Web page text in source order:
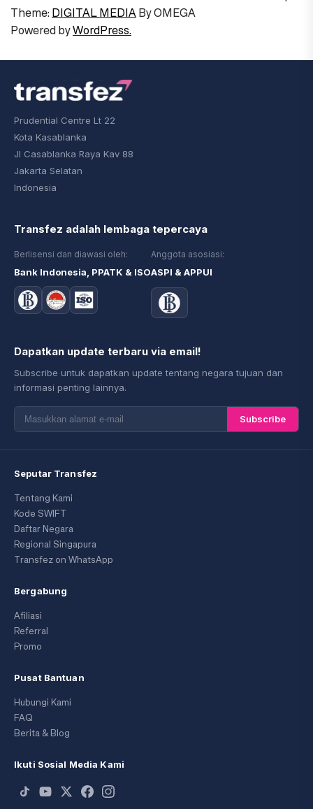
Theme: DIGITAL MEDIAByOMEGA
Powered byWordPress.
Prudential Centre Lt 22
Kota Kasablanka
Jl Casablanka Raya Kav 88
Jakarta Selatan
Indonesia
Transfez adalah lembaga tepercaya
Berlisensi dan diawasi oleh:
Bank Indonesia, PPATK & ISO
Anggota asosiasi:
ASPI & APPUI
Dapatkan update terbaru via email!
Subscribe untuk dapatkan update tentang negara tujuan dan
informasi penting lainnya.
Subscribe
Seputar Transfez
Tentang Kami
Kode SWIFT
Daftar Negara
Regional Singapura
Transfez on WhatsApp
Bergabung
Afiliasi
Referral
Promo
Pusat Bantuan
Hubungi Kami
FAQ
Berita & Blog
Ikuti Sosial Media Kami